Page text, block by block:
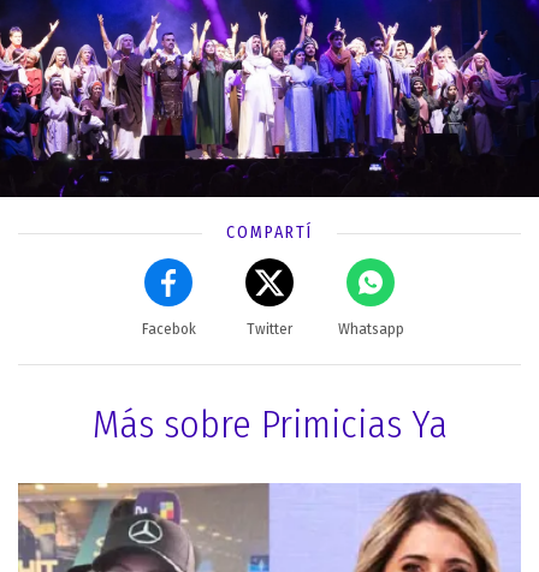
COMPARTÍ
Facebok Twitter Whatsapp
Más sobre Primicias Ya